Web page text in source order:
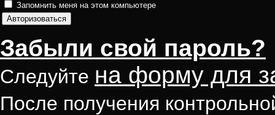
Запомнить меня на этом компьютере
Забыли свой пароль?
Следуйте на форму для
После получения